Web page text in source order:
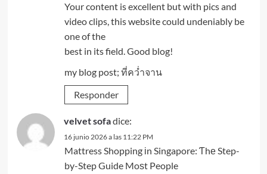
Your content is excellent but with pics and
video clips, this website could undeniably be
one of the
best in its field. Good blog!
my blog post; ที่คว่ำจาน
Responder
velvet sofadice:
16 junio 2026 a las 11:22 PM
Mattress Shopping іn Singapore: Ƭhе Step-
by-Step Guide Moѕt People